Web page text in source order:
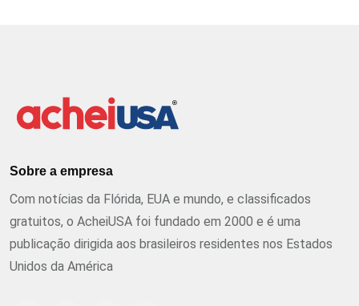
Sobre a empresa
Com notícias da Flórida, EUA e mundo, e classificados
gratuitos, o AcheiUSA foi fundado em 2000 e é uma
publicação dirigida aos brasileiros residentes nos Estados
Unidos da América